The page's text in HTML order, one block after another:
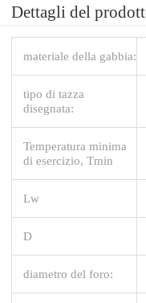
Dettagli del
materiale della gabbia:
tipo di tazza
disegnata:
Temperatura minima
di esercizio, Tmin
Lw
D
diametro del foro: